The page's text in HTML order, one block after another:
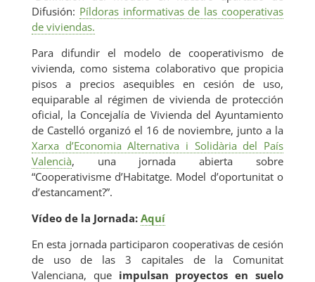
TI
Difusión: Píldoras informativas de las cooperativas
de viviendas.
Para difundir el modelo de cooperativismo de
vivienda, como sistema colaborativo que propicia
pisos a precios asequibles en cesión de uso,
equiparable al régimen de vivienda de protección
oficial, la Concejalía de Vivienda del Ayuntamiento
de Castelló organizó el 16 de noviembre, junto a la
Xarxa d’Economia Alternativa i Solidària del País
Valencià, una jornada abierta sobre
“Cooperativisme d’Habitatge. Model d’oportunitat o
d’estancament?”.
Vídeo de la Jornada: Aquí
En esta jornada participaron cooperativas de cesión
de uso de las 3 capitales de la Comunitat
Valenciana, que impulsan proyectos en suelo